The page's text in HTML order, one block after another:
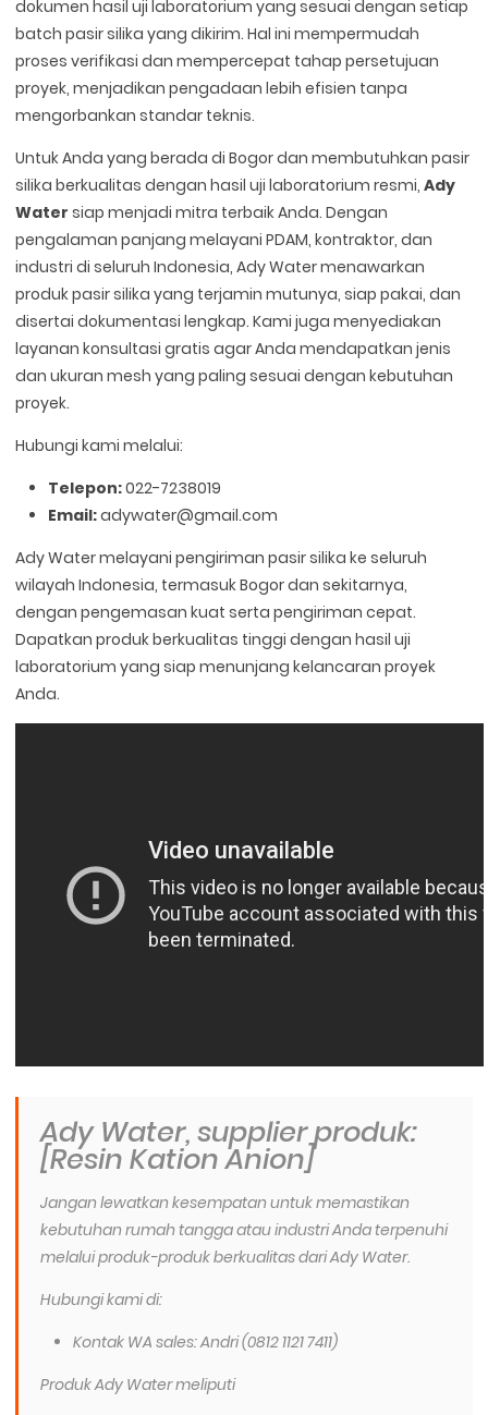
dokumen hasil uji laboratorium yang sesuai dengan setiap
batch pasir silika yang dikirim. Hal ini mempermudah
proses verifikasi dan mempercepat tahap persetujuan
proyek, menjadikan pengadaan lebih efisien tanpa
mengorbankan standar teknis.
Untuk Anda yang berada di Bogor dan membutuhkan pasir
silika berkualitas dengan hasil uji laboratorium resmi,Ady
Water siap menjadi mitra terbaik Anda. Dengan
pengalaman panjang melayani PDAM, kontraktor, dan
industri di seluruh Indonesia, Ady Water menawarkan
produk pasir silika yang terjamin mutunya, siap pakai, dan
disertai dokumentasi lengkap. Kami juga menyediakan
layanan konsultasi gratis agar Anda mendapatkan jenis
dan ukuran mesh yang paling sesuai dengan kebutuhan
proyek.
Hubungi kami melalui:
Telepon:022-7238019
Email:adywater@gmail.com
Ady Water melayani pengiriman pasir silika ke seluruh
wilayah Indonesia, termasuk Bogor dan sekitarnya,
dengan pengemasan kuat serta pengiriman cepat.
Dapatkan produk berkualitas tinggi dengan hasil uji
laboratorium yang siap menunjang kelancaran proyek
Anda.
Ady Water, supplier produk:
[Resin Kation Anion]
Jangan lewatkan kesempatan untuk memastikan
kebutuhan rumah tangga atau industri Anda terpenuhi
melalui produk-produk berkualitas dari Ady Water.
Hubungi kami di:
Kontak WA sales: Andri (0812 1121 7411)
Produk Ady Water meliputi